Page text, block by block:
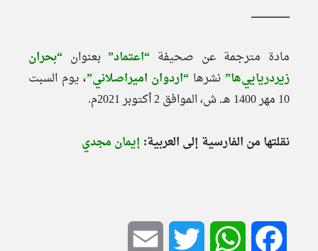
ـــــــــــــــــــــــــــ
مادة مترجمة عن صحيفة “اعتماد”بعنوان “بحران
زيردريايي‌ها”نشرها “اردوان اميراصلاني”،يوم السبت
10 مهر 1400 هـ. ش، الموافق 2 أكتوبر 2021م.
نقلتها من الفارسية إلى العربية: إيمان مجدي
Facebook
WhatsApp
Twitter